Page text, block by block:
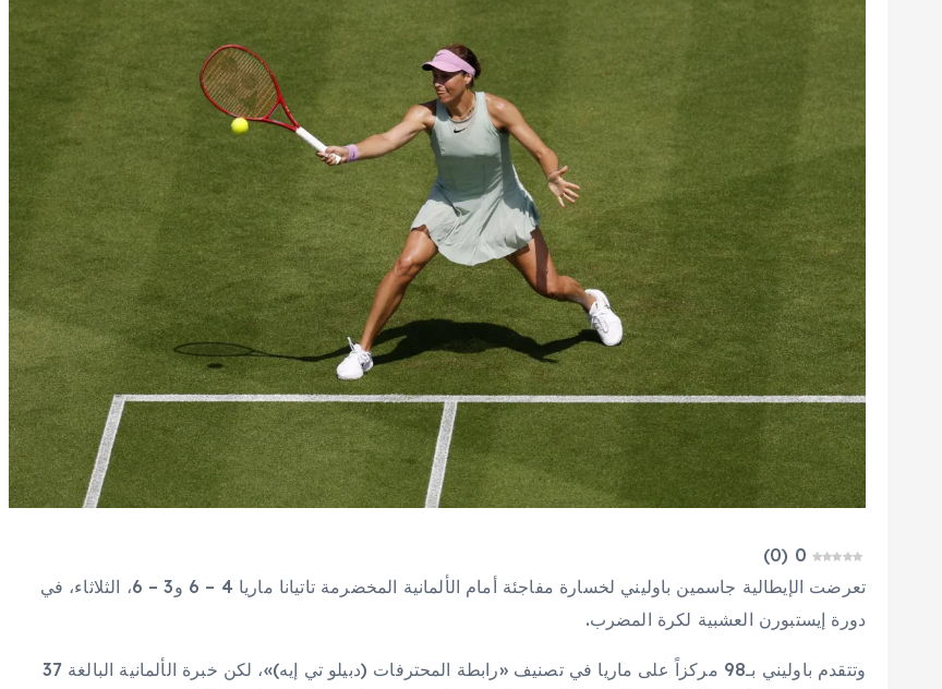
0
(
0
)
تعرضت الإيطالية جاسمين باوليني لخسارة مفاجئة أمام الألمانية المخضرمة تاتيانا ماريا 4 – 6 و3 – 6، الثلاثاء، في
دورة إيستبورن العشبية لكرة المضرب.
وتتقدم باوليني بـ98 مركزاً على ماريا في تصنيف «رابطة المحترفات (دبيلو تي إيه)»، لكن خبرة الألمانية البالغة 37